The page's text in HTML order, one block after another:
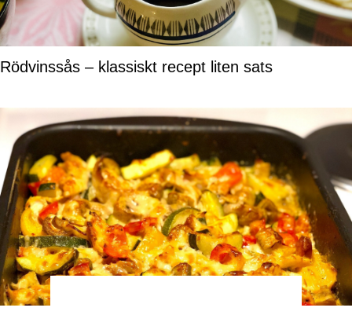
Rödvinssås – klassiskt recept liten sats